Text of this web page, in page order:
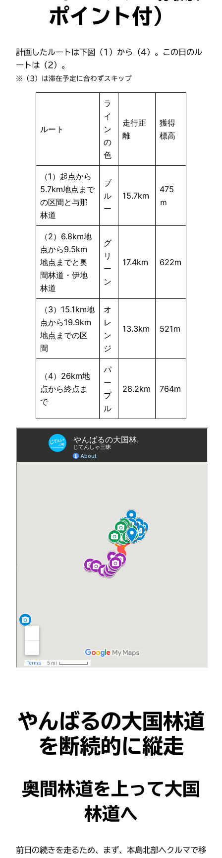
ポイント付）
計画したルートは下図（1）から（4）。この日のル
ートは（2）。
※（3）は滞在予定に合わずスキップ
ルート
ラ
イ
ン
の
色
走行距
離
獲得
標高
（1）起点から
5.7km地点まで
の区間と与那
林道
ブ
ル
ー
15.7km
475
ｍ
（2）6.8km地
点から9.5km
地点までと奥
間林道・伊地
林道
グ
リ
ー
ン
17.4km 622m
（3）15.1km地
点から19.9km
地点までの区
間
オ
レ
ン
ジ
13.3km 521m
（4）26km地
点から終点ま
で
パ
ー
プ
ル
28.2km 764m
やんばるの大国林道
を断続的に縦走
奥間林道を上って大国
林道へ
前日の続きを走るため、まず、本島北部へクルマで移